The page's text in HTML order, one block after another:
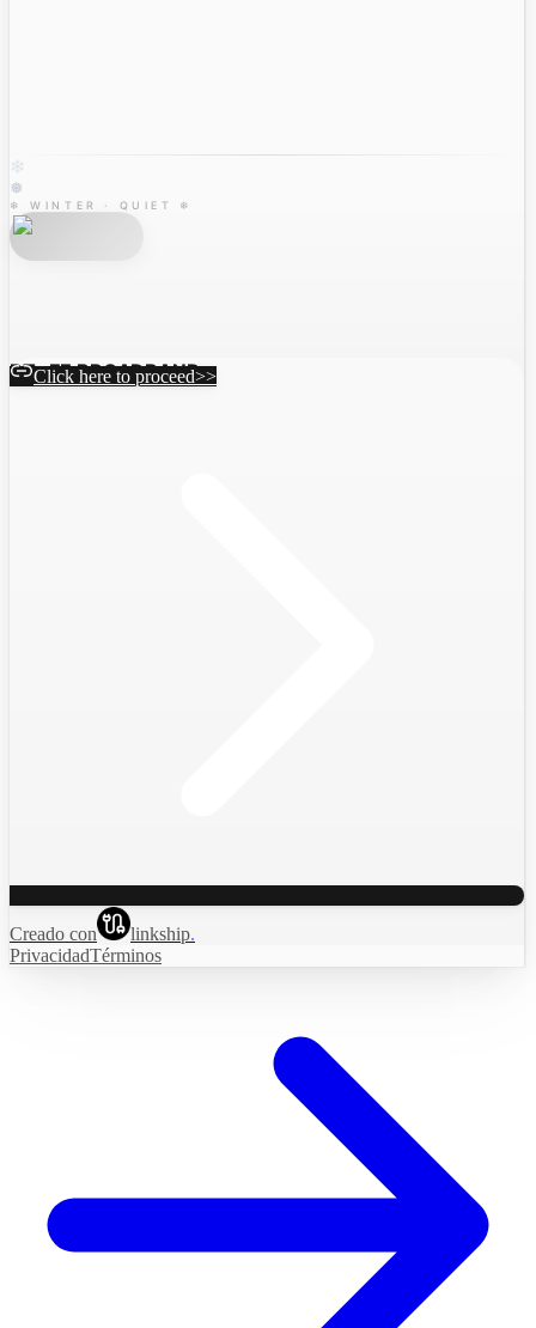
❄
❅
❄ WINTER · QUIET ❄
BT+EE BROADBAND
Click here to proceed>>
Creado con linkship.
PrivacidadTérminos